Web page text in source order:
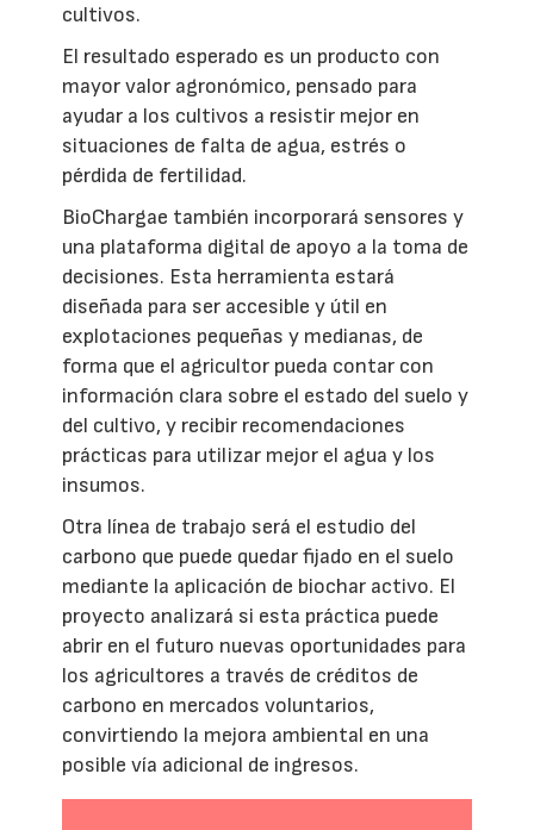
cultivos.
El resultado esperado es un producto con
mayor valor agronómico, pensado para
ayudar a los cultivos a resistir mejor en
situaciones de falta de agua, estrés o
pérdida de fertilidad.
BioChargae también incorporará sensores y
una plataforma digital de apoyo a la toma de
decisiones. Esta herramienta estará
diseñada para ser accesible y útil en
explotaciones pequeñas y medianas, de
forma que el agricultor pueda contar con
información clara sobre el estado del suelo y
del cultivo, y recibir recomendaciones
prácticas para utilizar mejor el agua y los
insumos.
Otra línea de trabajo será el estudio del
carbono que puede quedar fijado en el suelo
mediante la aplicación de biochar activo. El
proyecto analizará si esta práctica puede
abrir en el futuro nuevas oportunidades para
los agricultores a través de créditos de
carbono en mercados voluntarios,
convirtiendo la mejora ambiental en una
posible vía adicional de ingresos.